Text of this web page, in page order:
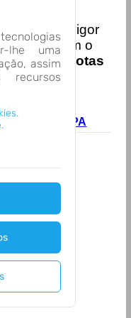
lhe uma
assim
recursos
entra em vigor
com o
das
Notas
com isso
mais.
DE MARIPA
procura não